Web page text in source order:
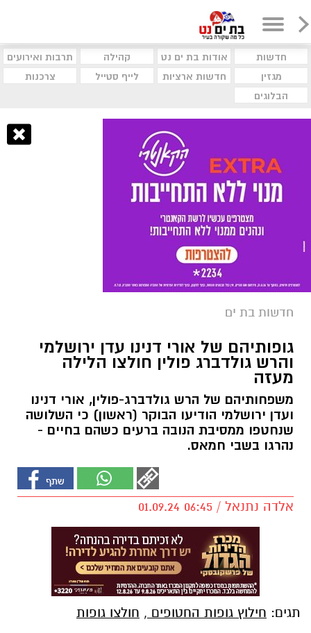
חדשות אודות בת ים נט קהילה
תרבות ואירועים
מגזין
חדשות ארציות לייף סטייל
צרכנות
הבלוגים
חדשות בת ים
גופותיהם של אורי דנינו עדן ירושלמי
והרש גולדברג פולין חולצו הלילה
מעזה
משפחותיהם של הרש גולדברג-פולין, אורי דנינו
ועדן ירושלמי הודיעו הבוקר (ראשון) כי השלושה
שנחטפו ממסיבת הנובה ברעים כשהם בחיים -
נהרגו בשבי חמאס.
אלדה נתנאל / 06:45 01.09.24
תגים: חילוץ גופות החטופים , חולצו גופות